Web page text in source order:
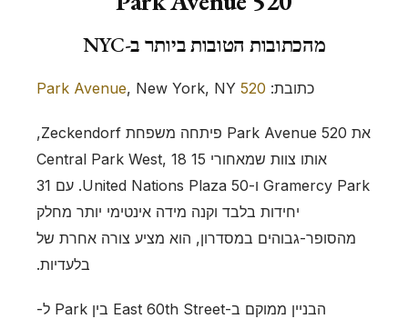
מהכתובות הטובות ביותר ב-NYC
כתובת: 520 Park Avenue
, New York, NY
את 520 Park Avenue פיתחה משפחת Zeckendorf,
אותו צוות שמאחורי 15 Central Park West, 18
Gramercy Park ו-50 United Nations Plaza. עם 31
יחידות בלבד וקנה מידה אינטימי יותר מחלק
מהסופר-גבוהים במסדרון, הוא מציע צורה אחרת של
בלעדיות.
הבניין ממוקם ב-East 60th Street בין Park ל-